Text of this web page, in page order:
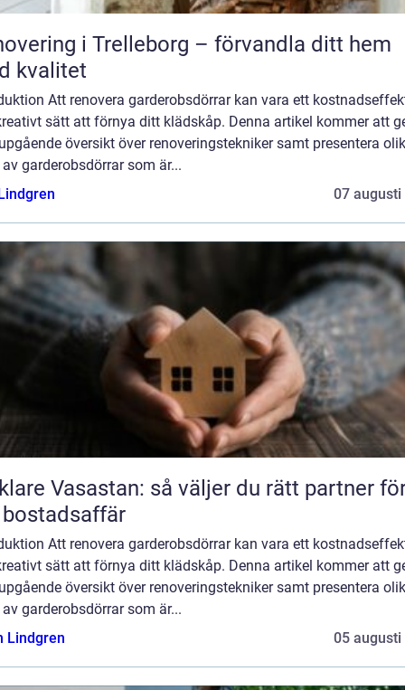
i Trelleborg – förvandla ditt hem
kvalitet
Att renovera garderobsdörrar kan vara ett
sätt att förnya ditt klädskåp. Denna artikel kommer att
översikt över renoveringstekniker samt presentera
garderobsdörrar som är...
07 augusti
Vasastan: så väljer du rätt partner
Att renovera garderobsdörrar kan vara ett
sätt att förnya ditt klädskåp. Denna artikel kommer att
översikt över renoveringstekniker samt presentera
garderobsdörrar som är...
Lindgren
05 augusti